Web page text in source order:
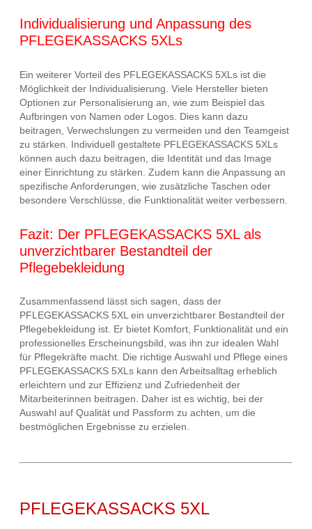
Individualisierung und Anpassung des
PFLEGEKASSACKS 5XLs
Ein weiterer Vorteil des PFLEGEKASSACKS 5XLs ist die
Möglichkeit der Individualisierung. Viele Hersteller bieten
Optionen zur Personalisierung an, wie zum Beispiel das
Aufbringen von Namen oder Logos. Dies kann dazu
beitragen, Verwechslungen zu vermeiden und den Teamgeist
zu stärken. Individuell gestaltete PFLEGEKASSACKS 5XLs
können auch dazu beitragen, die Identität und das Image
einer Einrichtung zu stärken. Zudem kann die Anpassung an
spezifische Anforderungen, wie zusätzliche Taschen oder
besondere Verschlüsse, die Funktionalität weiter verbessern.
Fazit: Der PFLEGEKASSACKS 5XL als
unverzichtbarer Bestandteil der
Pflegebekleidung
Zusammenfassend lässt sich sagen, dass der
PFLEGEKASSACKS 5XL ein unverzichtbarer Bestandteil der
Pflegebekleidung ist. Er bietet Komfort, Funktionalität und ein
professionelles Erscheinungsbild, was ihn zur idealen Wahl
für Pflegekräfte macht. Die richtige Auswahl und Pflege eines
PFLEGEKASSACKS 5XLs kann den Arbeitsalltag erheblich
erleichtern und zur Effizienz und Zufriedenheit der
Mitarbeiterinnen beitragen. Daher ist es wichtig, bei der
Auswahl auf Qualität und Passform zu achten, um die
bestmöglichen Ergebnisse zu erzielen.
PFLEGEKASSACKS 5XL